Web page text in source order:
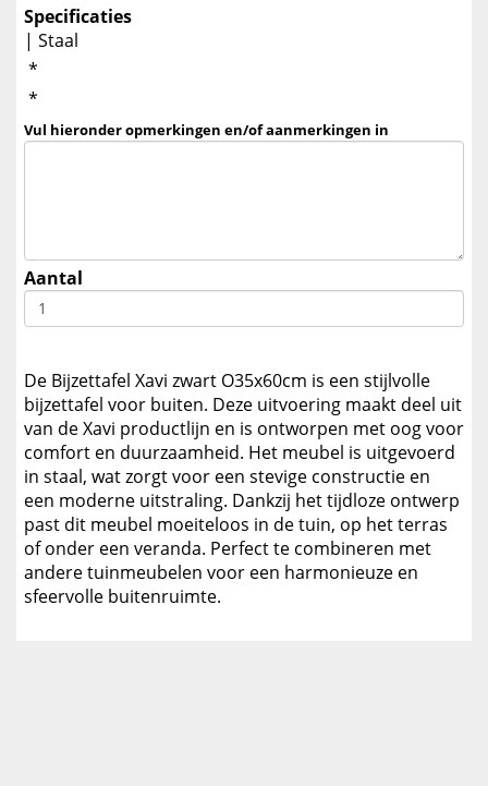
Specificaties
| Staal
*
*
Vul hieronder opmerkingen en/of aanmerkingen in
Aantal
De Bijzettafel Xavi zwart O35x60cm is een stijlvolle
bijzettafel voor buiten. Deze uitvoering maakt deel uit
van de Xavi productlijn en is ontworpen met oog voor
comfort en duurzaamheid. Het meubel is uitgevoerd
in staal, wat zorgt voor een stevige constructie en
een moderne uitstraling. Dankzij het tijdloze ontwerp
past dit meubel moeiteloos in de tuin, op het terras
of onder een veranda. Perfect te combineren met
andere tuinmeubelen voor een harmonieuze en
sfeervolle buitenruimte.